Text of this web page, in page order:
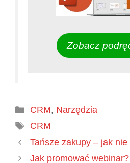
Zobacz
Kategorie
CRM, Narzędzia
Tagi
CRM
Tańsze zakupy – jak nie
Jak promować webinar?